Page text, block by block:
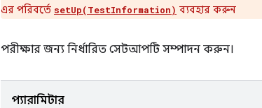
এর পরিবর্তে setUp(TestInformation) ব্যবহার করুন
পরীক্ষার জন্য নির্ধারিত সেটআপটি সম্পাদন করুন।
প্যারামিটার